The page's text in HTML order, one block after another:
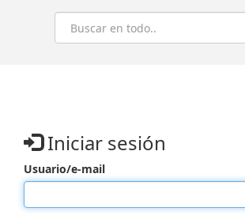
Buscar
Iniciar sesión
Usuario/e-mail